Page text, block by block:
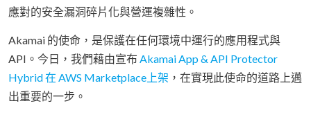
應對的安全漏洞碎片化與營運複雜性。
Akamai 的使命，是保護在任何環境中運行的應用程式與
API。今日，我們藉由宣布 Akamai App & API Protector
Hybrid 在 AWS Marketplace上架 ，在實現此使命的道路上邁
出重要的一步。